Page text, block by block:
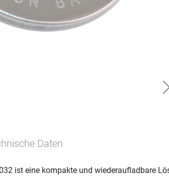
Daten
ist eine kompakte und wiederaufladbare